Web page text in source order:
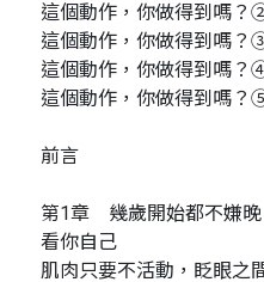
這個動作，你做得到嗎？
這個動作，你做得到嗎？
這個動作，你做得到嗎？
這個動作，你做得到嗎？
前言
第1章 幾歲開始都不嫌晚
看你自己
肌肉只要不活動，眨眼之